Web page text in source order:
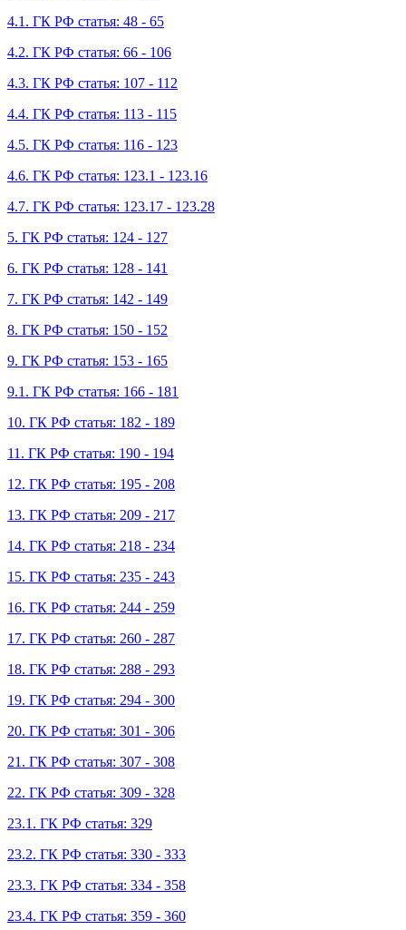
4.1. ГК РФ статья: 48 - 65
4.2. ГК РФ статья: 66 - 106
4.3. ГК РФ статья: 107 - 112
4.4. ГК РФ статья: 113 - 115
4.5. ГК РФ статья: 116 - 123
4.6. ГК РФ статья: 123.1 - 123.16
4.7. ГК РФ статья: 123.17 - 123.28
5. ГК РФ статья: 124 - 127
6. ГК РФ статья: 128 - 141
7. ГК РФ статья: 142 - 149
8. ГК РФ статья: 150 - 152
9. ГК РФ статья: 153 - 165
9.1. ГК РФ статья: 166 - 181
10. ГК РФ статья: 182 - 189
11. ГК РФ статья: 190 - 194
12. ГК РФ статья: 195 - 208
13. ГК РФ статья: 209 - 217
14. ГК РФ статья: 218 - 234
15. ГК РФ статья: 235 - 243
16. ГК РФ статья: 244 - 259
17. ГК РФ статья: 260 - 287
18. ГК РФ статья: 288 - 293
19. ГК РФ статья: 294 - 300
20. ГК РФ статья: 301 - 306
21. ГК РФ статья: 307 - 308
22. ГК РФ статья: 309 - 328
23.1. ГК РФ статья: 329
23.2. ГК РФ статья: 330 - 333
23.3. ГК РФ статья: 334 - 358
23.4. ГК РФ статья: 359 - 360